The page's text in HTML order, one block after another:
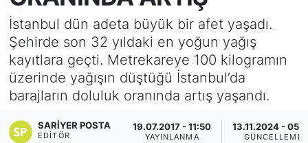
İstanbul dün adeta büyük bir afet yaşadı.
Şehirde son 32 yıldaki en yoğun yağış
kayıtlara geçti. Metrekareye 100 kilogramın
üzerinde yağışın düştüğü İstanbul’da
barajların doluluk oranında artış yaşandı.
SARIYER POSTA
EDITÖR
19.07.2017 - 11:50
YAYINLANMA
13.11.2024 -
GÜNCELLEME
KÖŞE YAZILARI
KÖŞE YAZILARI (Arşiv)
KÜLTÜR SANAT
MAGAZİN